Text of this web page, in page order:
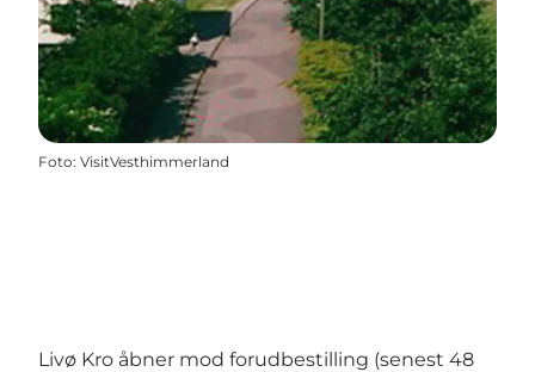
Foto: VisitVesthimmerland
Livø Kro åbner mod forudbestilling (senest 48